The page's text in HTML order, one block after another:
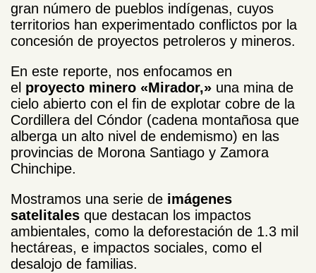
gran número de pueblos indígenas, cuyos
territorios han experimentado conflictos por la
concesión de proyectos petroleros y mineros.
En este reporte, nos enfocamos en
el proyecto minero «Mirador,» una mina de
cielo abierto con el fin de explotar cobre de la
Cordillera del Cóndor (cadena montañosa que
alberga un alto nivel de endemismo) en las
provincias de Morona Santiago y Zamora
Chinchipe.
Mostramos una serie de imágenes
satelitales que destacan los impactos
ambientales, como la deforestación de 1.3 mil
hectáreas, e impactos sociales, como el
desalojo de familias.